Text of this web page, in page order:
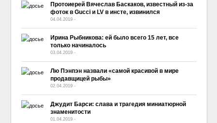
Протоиерей Вячеслав Баскаков, известный из-за
фоток в Gucci и LV в инсте, извинился
04.04.2019 -
Ирина Рыбникова: ей было всего 15 лет, все
только начиналось
03.04.2019 -
Лю Пэнпэн назвали «самой красивой в мире
продавщицей рыбы»
02.04.2019 -
Джудит Барси: слава и трагедия миниатюрной
знаменитости
01.04.2019 -